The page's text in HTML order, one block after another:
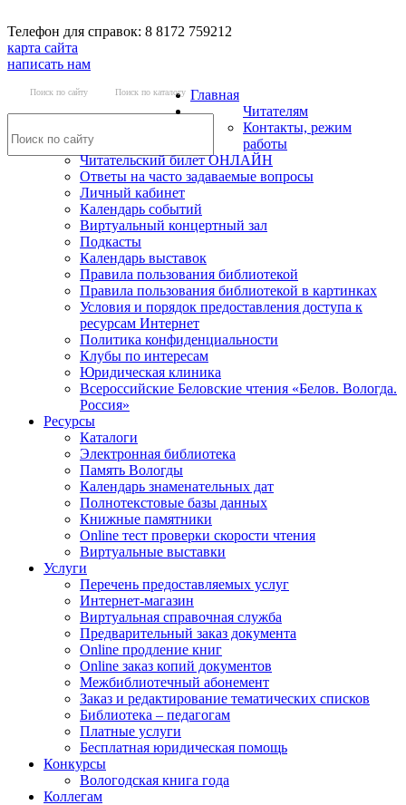
Телефон для справок: 8 8172 759212
карта сайта
написать нам
Поиск по сайту Поиск по каталогу Главная
Читателям
Контакты, режим
работы
Читательский билет ОНЛАЙН
Ответы на часто задаваемые вопросы
Личный кабинет
Календарь событий
Виртуальный концертный зал
Подкасты
Календарь выставок
Правила пользования библиотекой
Правила пользования библиотекой в картинках
Условия и порядок предоставления доступа к
ресурсам Интернет
Политика конфиденциальности
Клубы по интересам
Юридическая клиника
Всероссийские Беловские чтения «Белов. Вологда.
Россия»
Ресурсы
Каталоги
Электронная библиотека
Память Вологды
Календарь знаменательных дат
Полнотекстовые базы данных
Книжные памятники
Online тест проверки скорости чтения
Виртуальные выставки
Услуги
Перечень предоставляемых услуг
Интернет-магазин
Виртуальная справочная служба
Предварительный заказ документа
Online продление книг
Online заказ копий документов
Межбиблиотечный абонемент
Заказ и редактирование тематических списков
Библиотека – педагогам
Платные услуги
Бесплатная юридическая помощь
Конкурсы
Вологодская книга года
Коллегам